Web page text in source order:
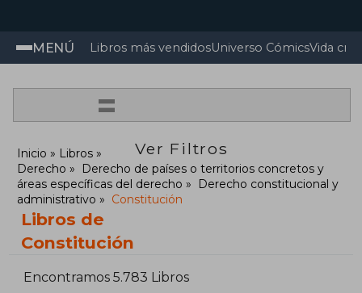
MENÚ Libros más vendidosUniverso CómicsVida
=
Ver Filtros
Inicio
Libros
Derecho
Derecho de países o territorios concretos y
áreas específicas del derecho
Derecho constitucional y
administrativo
Constitución
Libros de
Constitución
Encontramos 5.783 Libros